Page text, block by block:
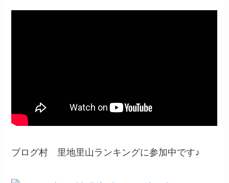
ブログ村 里地里山ランキングに参加中です♪